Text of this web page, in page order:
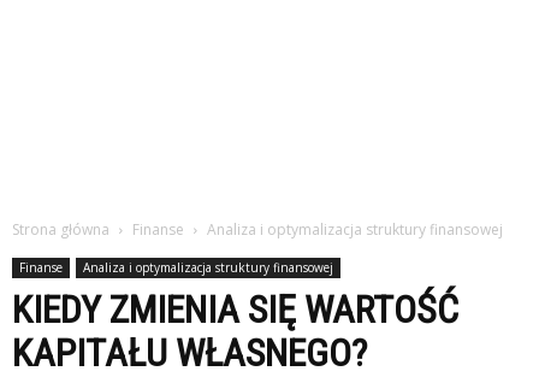
Strona główna Finanse Analiza i optymalizacja struktury finansowej
Finanse Analiza i optymalizacja struktury finansowej
KIEDY ZMIENIA SIĘ WARTOŚĆ
KAPITAŁU WŁASNEGO?